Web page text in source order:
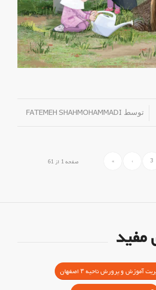
توسط FATEMEH SHAHMOHAMMADI
صفحه 1 از 61 3
›
»
مفید
آموزش و پرورش ناحیه ۳ اصفهان